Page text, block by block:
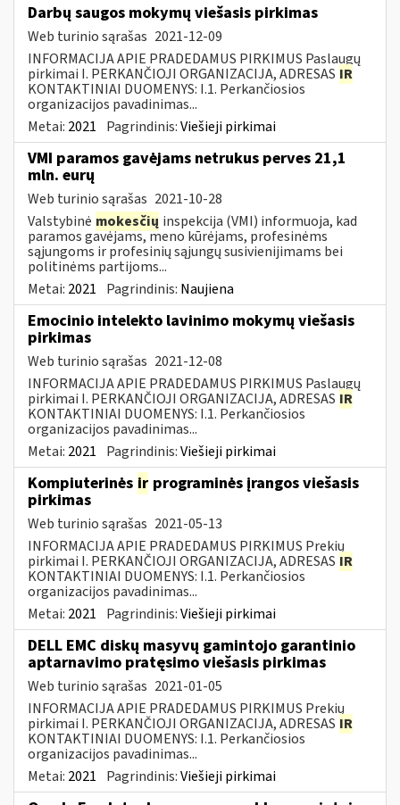
Darbų saugos mokymų viešasis pirkimas
Web turinio sąrašas 2021-12-09
INFORMACIJA APIE PRADEDAMUS PIRKIMUS Paslaugų
pirkimai I. PERKANČIOJI ORGANIZACIJA, ADRESAS IR
KONTAKTINIAI DUOMENYS: I.1. Perkančiosios
organizacijos pavadinimas...
Metai: 2021 Pagrindinis:Viešieji pirkimai
VMI paramos gavėjams netrukus perves 21,1
mln. eurų
Web turinio sąrašas 2021-10-28
Valstybinė mokesčių inspekcija (VMI) informuoja, kad
paramos gavėjams, meno kūrėjams, profesinėms
sąjungoms ir profesinių sąjungų susivienijimams bei
politinėms partijoms...
Metai: 2021 Pagrindinis: Naujiena
Emocinio intelekto lavinimo mokymų viešasis
pirkimas
Web turinio sąrašas 2021-12-08
INFORMACIJA APIE PRADEDAMUS PIRKIMUS Paslaugų
pirkimai I. PERKANČIOJI ORGANIZACIJA, ADRESAS IR
KONTAKTINIAI DUOMENYS: I.1. Perkančiosios
organizacijos pavadinimas...
Metai: 2021 Pagrindinis:Viešieji pirkimai
Kompiuterinės ir programinės įrangos viešasis
pirkimas
Web turinio sąrašas 2021-05-13
INFORMACIJA APIE PRADEDAMUS PIRKIMUS Prekių
pirkimai I. PERKANČIOJI ORGANIZACIJA, ADRESAS IR
KONTAKTINIAI DUOMENYS: I.1. Perkančiosios
organizacijos pavadinimas...
Metai: 2021 Pagrindinis:Viešieji pirkimai
DELL EMC diskų masyvų gamintojo garantinio
aptarnavimo pratęsimo viešasis pirkimas
Web turinio sąrašas 2021-01-05
INFORMACIJA APIE PRADEDAMUS PIRKIMUS Prekių
pirkimai I. PERKANČIOJI ORGANIZACIJA, ADRESAS IR
KONTAKTINIAI DUOMENYS: I.1. Perkančiosios
organizacijos pavadinimas...
Metai: 2021 Pagrindinis:Viešieji pirkimai